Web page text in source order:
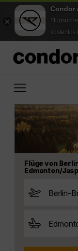
Condor
kostenlos
Flüge von
Edmonton/